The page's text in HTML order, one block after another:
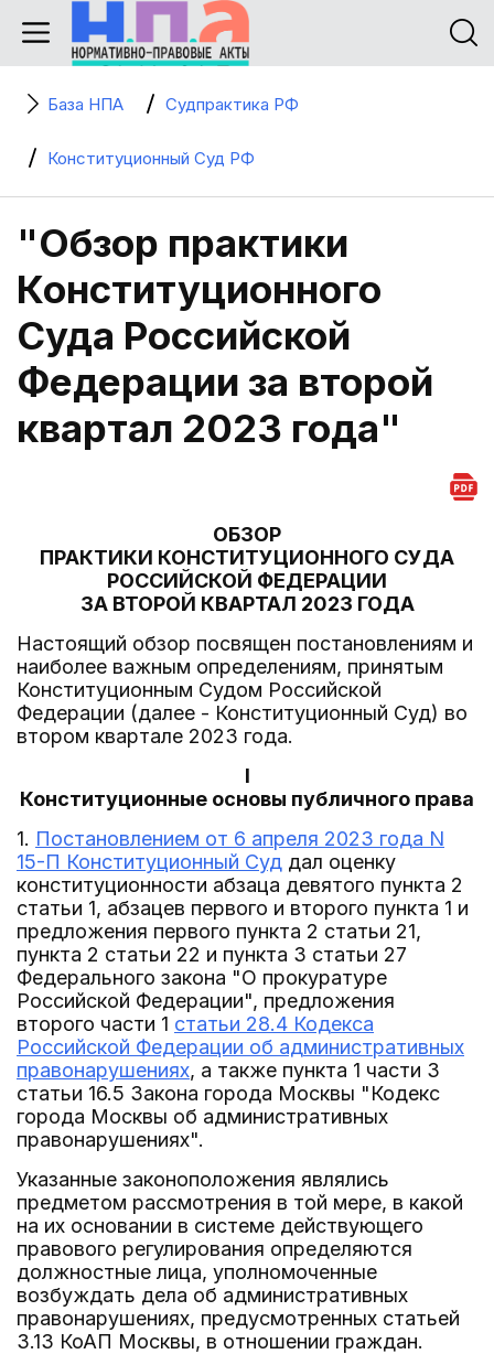
База НПА Судпрактика РФ
Конституционный Суд РФ
"Обзор практики
Конституционного
Суда Российской
Федерации за второй
квартал 2023 года"
ОБЗОР
ПРАКТИКИ КОНСТИТУЦИОННОГО СУДА
РОССИЙСКОЙ ФЕДЕРАЦИИ
ЗА ВТОРОЙ КВАРТАЛ 2023 ГОДА
Настоящий обзор посвящен постановлениям и
наиболее важным определениям, принятым
Конституционным Судом Российской
Федерации (далее - Конституционный Суд) во
втором квартале 2023 года.
I
Конституционные основы публичного права
1. Постановлением от 6 апреля 2023 года N
15-П Конституционный Суд дал оценку
конституционности абзаца девятого пункта 2
статьи 1, абзацев первого и второго пункта 1 и
предложения первого пункта 2 статьи 21,
пункта 2 статьи 22 и пункта 3 статьи 27
Федерального закона "О прокуратуре
Российской Федерации", предложения
второго части 1 статьи 28.4 Кодекса
Российской Федерации об административных
правонарушениях, а также пункта 1 части 3
статьи 16.5 Закона города Москвы "Кодекс
города Москвы об административных
правонарушениях".
Указанные законоположения являлись
предметом рассмотрения в той мере, в какой
на их основании в системе действующего
правового регулирования определяются
должностные лица, уполномоченные
возбуждать дела об административных
правонарушениях, предусмотренных статьей
3.13 КоАП Москвы, в отношении граждан.